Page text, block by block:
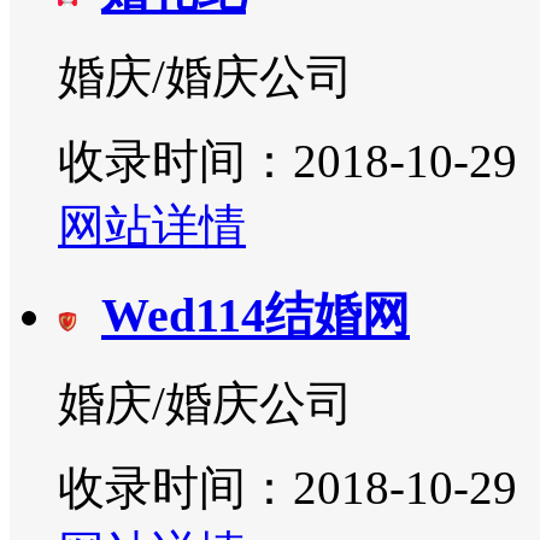
婚庆/婚庆公司
收录时间：2018-10-29
网站详情
Wed114结婚网
婚庆/婚庆公司
收录时间：2018-10-29